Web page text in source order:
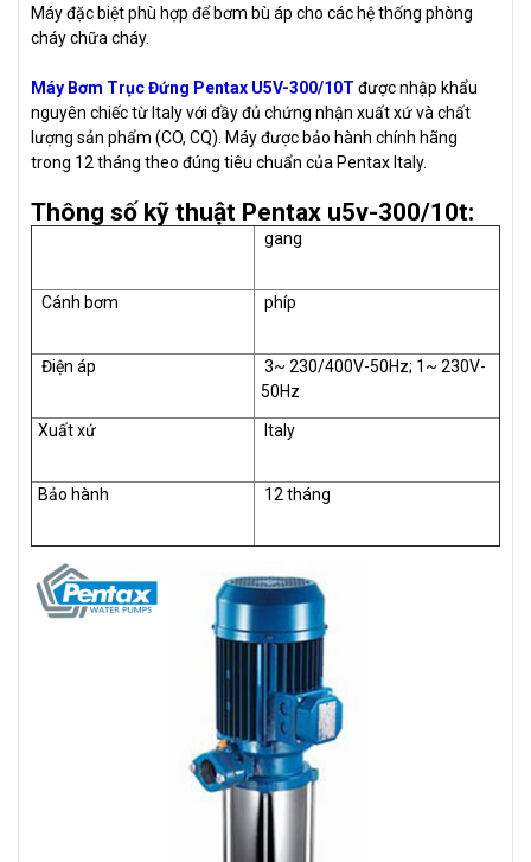
Máy đặc biệt phù hợp để bơm bù áp cho các hệ thống phòng
cháy chữa cháy.
Máy Bơm Trục Đứng Pentax U5V-300/10T được nhập khẩu
nguyên chiếc từ Italy với đầy đủ chứng nhận xuất xứ và chất
lượng sản phẩm (CO, CQ). Máy được bảo hành chính hãng
trong 12 tháng theo đúng tiêu chuẩn của Pentax Italy.
Thông số kỹ thuật Pentax u5v-300/10t:
gang
Cánh bơm phíp
Điện áp
3~ 230/400V-50Hz; 1~ 230V-
50Hz
Xuất xứ Italy
Bảo hành 12 tháng